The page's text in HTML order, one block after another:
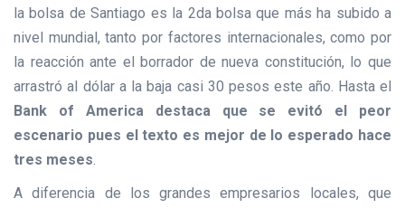
la bolsa de Santiago es la 2da bolsa que más ha subido a
nivel mundial, tanto por factores internacionales, como por
la reacción ante el borrador de nueva constitución, lo que
arrastró al dólar a la baja casi 30 pesos este año. Hasta el
Bank of America destaca que se evitó el peor
escenario pues el texto es mejor de lo esperado hace
tres meses.
A diferencia de los grandes empresarios locales, que